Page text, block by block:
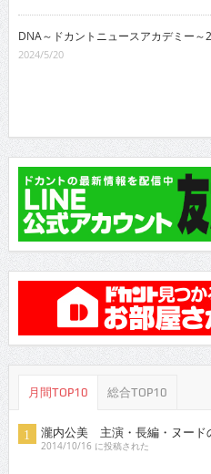
DNA～ドカントニュースアカデミー～
2024/5/20
月間TOP10 総合TOP10
瀧内公美 主演・長編・ヌード
2014/10/16 に投稿された